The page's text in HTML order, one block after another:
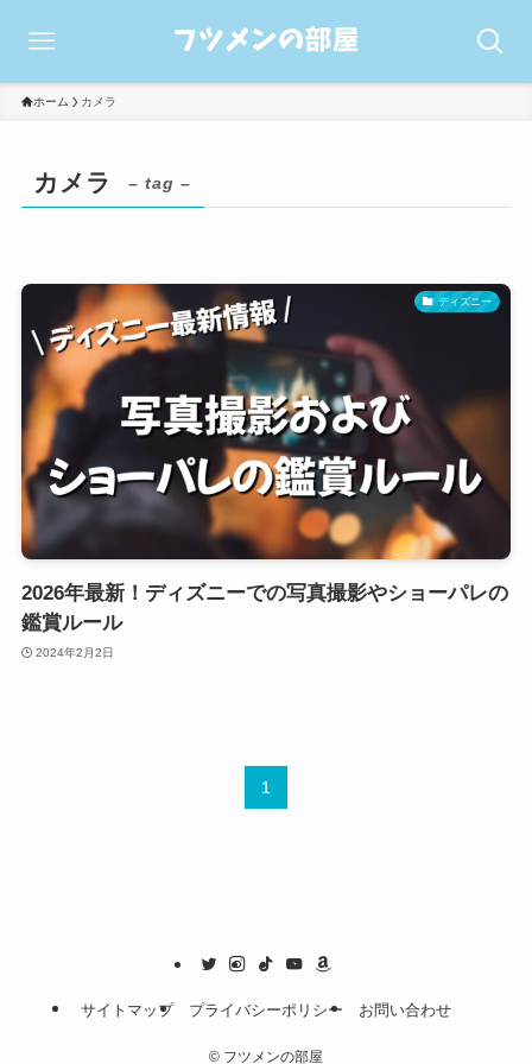
ホーム カメラ
カメラ – tag –
ディズニー
2026年最新！ディズニーでの写真撮影やショーパレの
鑑賞ルール
2024年2月2日
1
サイトマップ プライバシーポリシー お問い合わせ
© フツメンの部屋